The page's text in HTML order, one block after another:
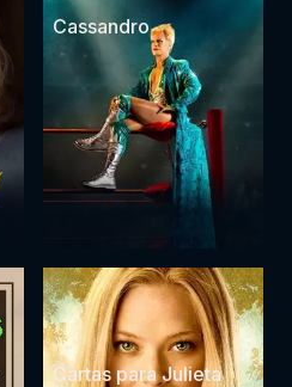
Cassandro
Cartas para Julieta